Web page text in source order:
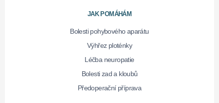
JAK POMÁHÁM
Bolesti pohybového aparátu
Výhřez ploténky
Léčba neuropatie
Bolesti zad a kloubů
Předoperační příprava